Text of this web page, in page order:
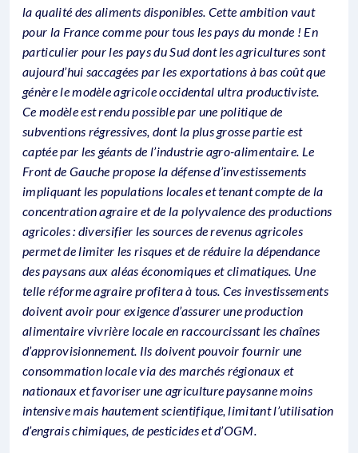
la qualité des aliments disponibles. Cette ambition vaut
pour la France comme pour tous les pays du monde ! En
particulier pour les pays du Sud dont les agricultures sont
aujourd’hui saccagées par les exportations à bas coût que
génère le modèle agricole occidental ultra productiviste.
Ce modèle est rendu possible par une politique de
subventions régressives, dont la plus grosse partie est
captée par les géants de l’industrie agro-alimentaire. Le
Front de Gauche propose la défense d’investissements
impliquant les populations locales et tenant compte de la
concentration agraire et de la polyvalence des productions
agricoles : diversifier les sources de revenus agricoles
permet de limiter les risques et de réduire la dépendance
des paysans aux aléas économiques et climatiques. Une
telle réforme agraire profitera à tous. Ces investissements
doivent avoir pour exigence d’assurer une production
alimentaire vivrière locale en raccourcissant les chaînes
d’approvisionnement. Ils doivent pouvoir fournir une
consommation locale via des marchés régionaux et
nationaux et favoriser une agriculture paysanne moins
intensive mais hautement scientifique, limitant l’utilisation
d’engrais chimiques, de pesticides et d’OGM.